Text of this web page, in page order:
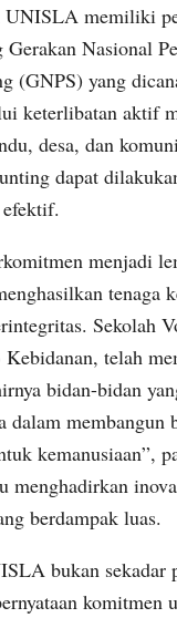
UNISLA memiliki
Nasional
(GNPS) yang
keterlibatan aktif
desa, dan
dapat
menjadi
tenaga
Sekolah
telah
bidan-bidan
dalam membangun
kemanusiaan”,
menghadirkan
berdampak luas.
bukan sekadar
komitmen